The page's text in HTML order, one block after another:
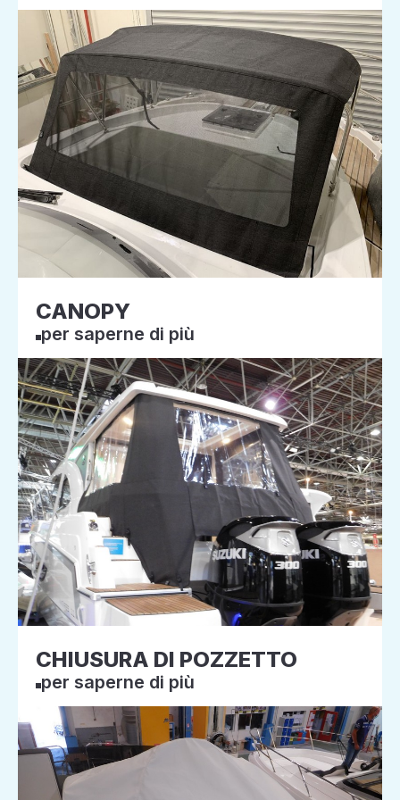
CANOPY
per saperne di più
CHIUSURA DI POZZETTO
per saperne di più